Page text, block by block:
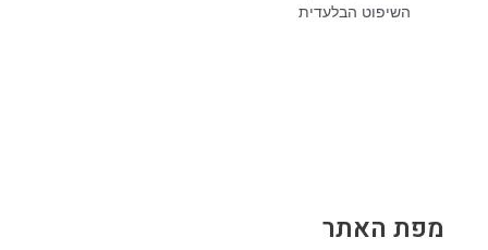
השיפוט הבלעדית
מפת האתר